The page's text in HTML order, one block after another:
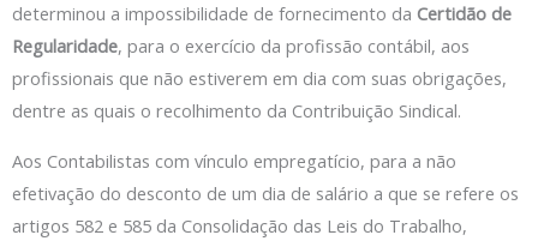
determinou a impossibilidade de fornecimento da Certidão de
Regularidade, para o exercício da profissão contábil, aos
profissionais que não estiverem em dia com suas obrigações,
dentre as quais o recolhimento da Contribuição Sindical.
Aos Contabilistas com vínculo empregatício, para a não
efetivação do desconto de um dia de salário a que se refere os
artigos 582 e 585 da Consolidação das Leis do Trabalho,